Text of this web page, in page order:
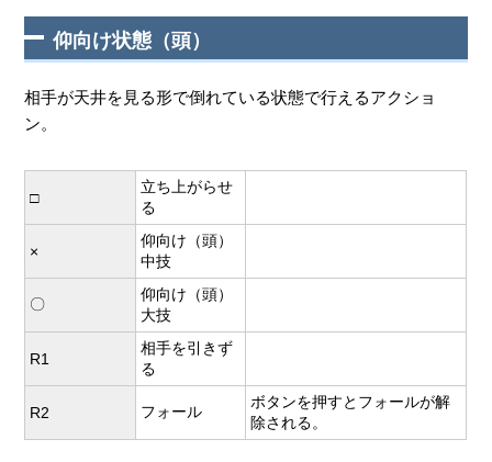
仰向け状態（頭）
相手が天井を見る形で倒れている状態で行えるアクショ
ン。
□
立ち上がらせ
る
×
仰向け（頭）
中技
〇
仰向け（頭）
大技
R1
相手を引きず
る
R2 フォール
ボタンを押すとフォールが解
除される。